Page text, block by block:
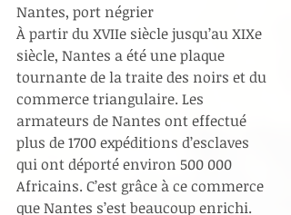
Nantes, port négrier
À partir du XVIIe siècle jusqu’au XIXe
siècle, Nantes a été une plaque
tournante de la traite des noirs et du
commerce triangulaire. Les
armateurs de Nantes ont effectué
plus de 1700 expéditions d’esclaves
qui ont déporté environ 500 000
Africains. C’est grâce à ce commerce
que Nantes s’est beaucoup enrichi.